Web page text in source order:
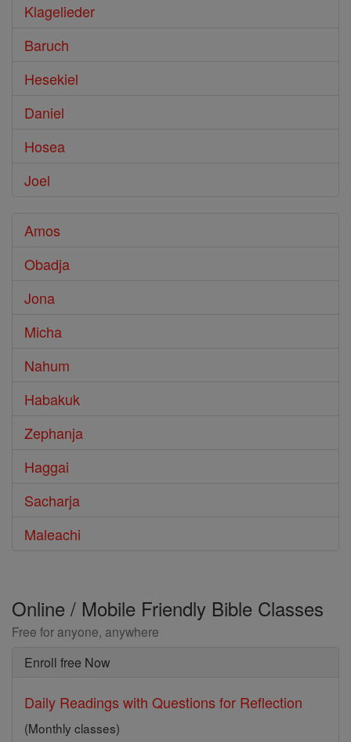
Klagelieder
Baruch
Hesekiel
Daniel
Hosea
Joel
Amos
Obadja
Jona
Micha
Nahum
Habakuk
Zephanja
Haggai
Sacharja
Maleachi
Online / Mobile Friendly Bible Classes
Free for anyone, anywhere
Enroll free Now
Daily Readings with Questions for Reflection
(Monthly classes)